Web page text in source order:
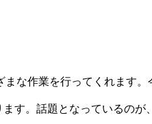
な作業を行ってくれます。
す。話題となっているのが